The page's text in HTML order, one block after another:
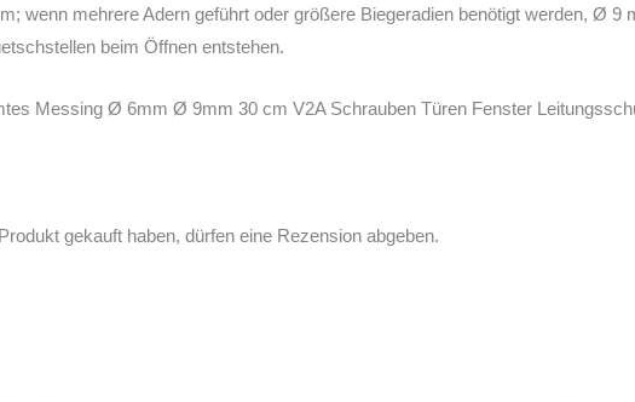
wenn mehrere Adern geführt oder größere Biegeradien benötigt werden, Ø 9
beim Öffnen entstehen.
Messing Ø 6mm Ø 9mm 30 cm V2A Schrauben Türen Fenster
gekauft haben, dürfen eine Rezension abgeben.